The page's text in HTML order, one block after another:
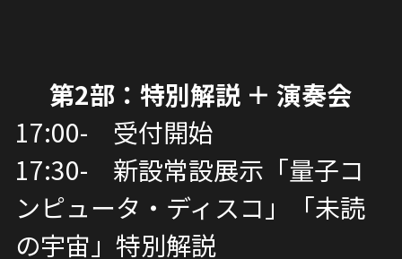
第2部：特別解説 ＋ 演奏会
17:00-　受付開始
17:30-　新設常設展示「量子コ
ンピュータ・ディスコ」「未読
の宇宙」特別解説